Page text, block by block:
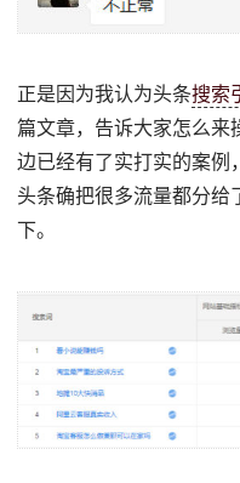
正是因为我认为头条搜索
篇文章，告诉大家怎么来
边已经有了实打实的案例
头条确把很多流量都分给
下。